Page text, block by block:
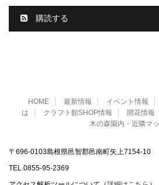
購読する
HOME 最新情報 イベント情報
は
クラフト館SHOP情報 開花情報
木の森園内・近隣マ
〒696-0103島根県邑智郡邑南町矢上7154-10
TEL.0855‐95‐2369